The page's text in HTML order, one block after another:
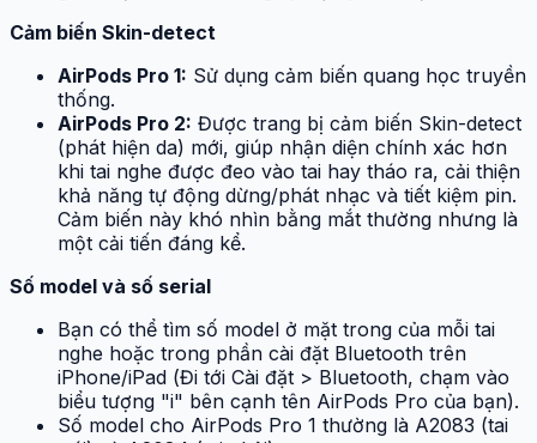
Cảm biến Skin-detect
AirPods Pro 1: Sử dụng cảm biến quang học truyền
thống.
AirPods Pro 2: Được trang bị cảm biến Skin-detect
(phát hiện da) mới, giúp nhận diện chính xác hơn
khi tai nghe được đeo vào tai hay tháo ra, cải thiện
khả năng tự động dừng/phát nhạc và tiết kiệm pin.
Cảm biến này khó nhìn bằng mắt thường nhưng là
một cải tiến đáng kể.
Số model và số serial
Bạn có thể tìm số model ở mặt trong của mỗi tai
nghe hoặc trong phần cài đặt Bluetooth trên
iPhone/iPad (Đi tới Cài đặt > Bluetooth, chạm vào
biểu tượng "i" bên cạnh tên AirPods Pro của bạn).
Số model cho AirPods Pro 1 thường là A2083 (tai